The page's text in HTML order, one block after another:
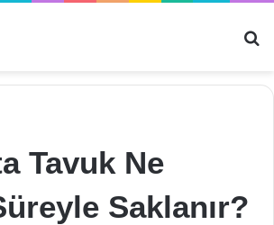
Tavuk Ne
Saklanır?